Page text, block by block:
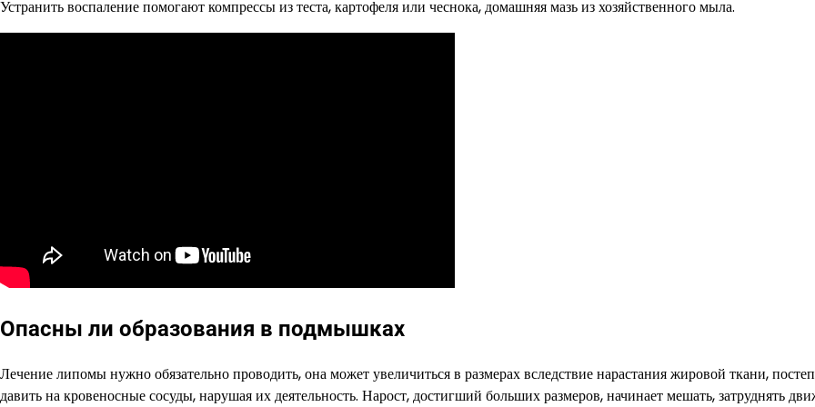
Устранить воспаление помогают компрессы из теста, картофеля или чеснока, домашняя мазь из хозяйственного мыла.
Опасны ли образования в подмышках
Лечение липомы нужно обязательно проводить, она может увеличиться в размерах вследствие нарастания жировой ткани,
давить на кровеносные сосуды, нарушая их деятельность. Нарост, достигший больших размеров, начинает мешать, затруднять